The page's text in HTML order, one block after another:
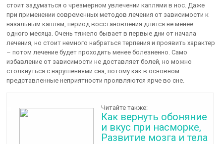
стоит задуматься о чрезмерном увлечении каплями в нос. Даже
при применении современных методов лечения от зависимости к
назальным каплям, период восстановления длится не менее
одного месяца. Очень тяжело бывает в первые дни от начала
лечения, но стоит немного набраться терпения и проявить характер
– потом лечение будет проходить менее болезненно. Само
избавление от зависимости не доставляет болей, но можно
столкнуться с нарушениями сна, потому как в основном
представленные неприятности проявляются ярче во сне.
Читайте также:
Как вернуть обоняние
и вкус при насморке,
Развитие мозга и тела